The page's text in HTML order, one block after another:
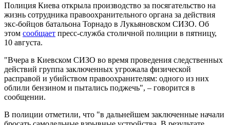
Полиция Киева открыла производство за посягательство на
жизнь сотрудника правоохранительного органа за действия
экс-бойцов батальона Торнадо в Лукьяновском СИЗО. Об
этом сообщает пресс-служба столичной полиции в пятницу,
10 августа.
"Вчера в Киевском СИЗО во время проведения следственных
действий группа заключенных угрожала физической
расправой и убийством правоохранителям: одного из них
облили бензином и пытались поджечь", – говорится в
сообщении.
В полиции отметили, что "в дальнейшем заключенные начали